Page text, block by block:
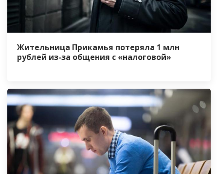
Жительница Прикамья потеряла 1 млн
рублей из-за общения с «налоговой»